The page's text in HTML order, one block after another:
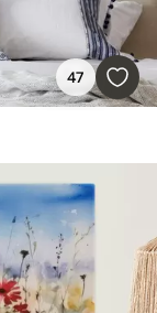
47